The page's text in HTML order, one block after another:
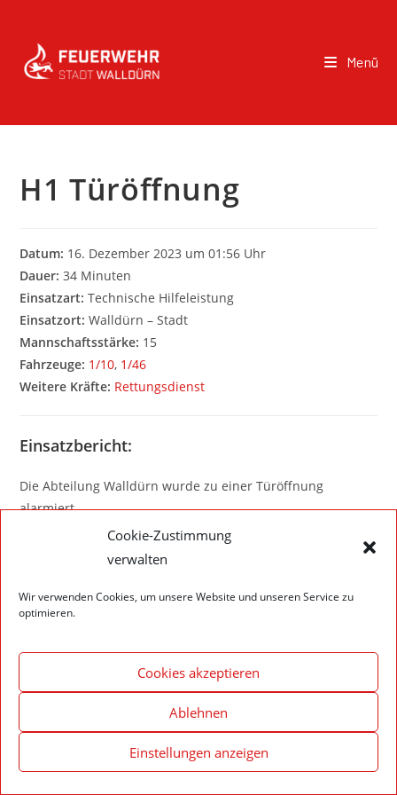
Cookie-Zustimmung
verwalten
Wir verwenden Cookies, um unsere Website und unseren Service zu
optimieren.
Cookies akzeptieren
Ablehnen
Einstellungen anzeigen
Menü
H1 Türöffnung
Datum: 16. Dezember 2023 um 01:56 Uhr
Dauer: 34 Minuten
Einsatzart: Technische Hilfeleistung
Einsatzort: Walldürn – Stadt
Mannschaftsstärke: 15
Fahrzeuge: 1/10, 1/46
Weitere Kräfte: Rettungsdienst
Einsatzbericht:
Die Abteilung Walldürn wurde zu einer Türöffnung
alarmiert.
Impressum – Datenschutzerklärung